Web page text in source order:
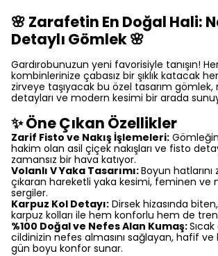
🌸 Zarafetin En Doğal Hali:
Detaylı Gömlek 🌸
Gardırobunuzun yeni favorisiyle tanışın!
kombinlerinize çabasız bir şıklık katacak
zirveye taşıyacak bu özel tasarım
detayları ve modern kesimi bir arada
✨ Öne Çıkan Özellikler
Zarif Fisto ve Nakış İşlemeleri:
hakim olan asil çiçek nakışları ve fisto
zamansız bir hava katıyor.
Volanlı V Yaka Tasarımı:Boyun
çıkaran hareketli yaka kesimi, feminen ve
sergiler.
Karpuz Kol Detayı: Dirsek hizasında
karpuz kolları ile hem konforlu hem de
%100 Doğal ve Nefes Alan Kumaş:
cildinizin nefes almasını sağlayan, hafif
gün boyu konfor sunar.